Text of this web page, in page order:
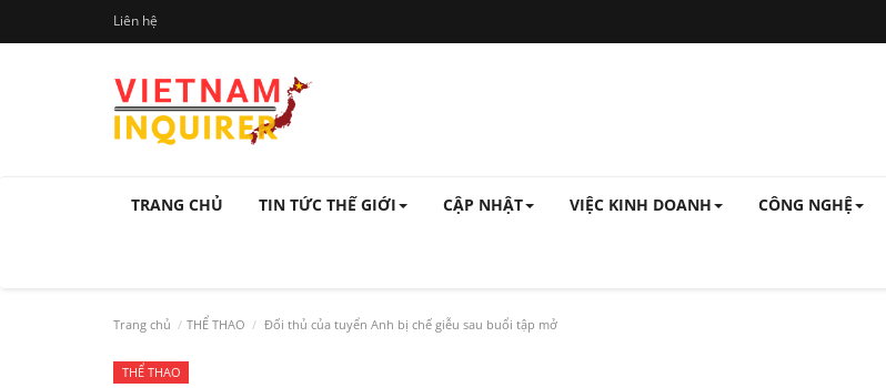
Liên hệ
TRANG CHỦ TIN TỨC THẾ GIỚI CẬP NHẬT VIỆC KINH DOANH CÔNG NGHỆ
Trang chủ THỂ THAO Đối thủ của tuyển Anh bị chế giễu sau buổi tập mở
THỂ THAO